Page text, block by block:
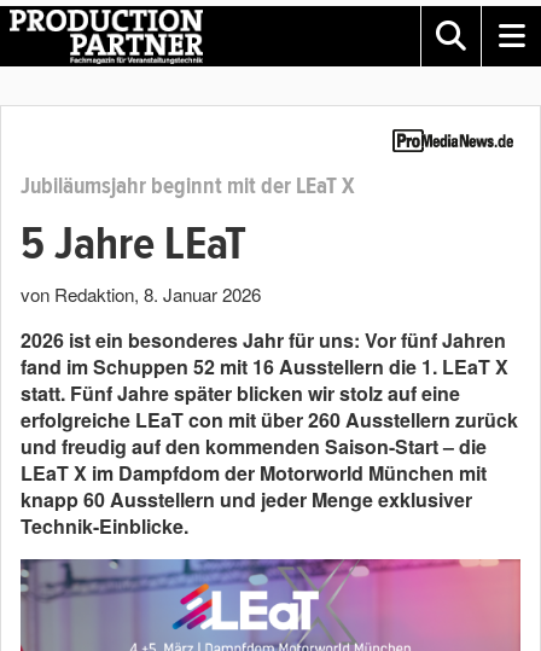
Jubiläumsjahr beginnt mit der LEaT X
5 Jahre LEaT
von Redaktion, 8. Januar 2026
2026 ist ein besonderes Jahr für uns: Vor fünf Jahren
fand im Schuppen 52 mit 16 Ausstellern die 1. LEaT X
statt. Fünf Jahre später blicken wir stolz auf eine
erfolgreiche LEaT con mit über 260 Ausstellern zurück
und freudig auf den kommenden Saison-Start – die
LEaT X im Dampfdom der Motorworld München mit
knapp 60 Ausstellern und jeder Menge exklusiver
Technik-Einblicke.